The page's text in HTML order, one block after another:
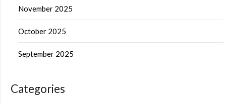
November 2025
October 2025
September 2025
Categories